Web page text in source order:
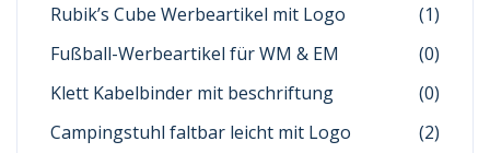
Rubik’s Cube Werbeartikel mit Logo
(1)
Fußball-Werbeartikel für WM & EM
(0)
Klett Kabelbinder mit beschriftung
(0)
Campingstuhl faltbar leicht mit Logo
(2)